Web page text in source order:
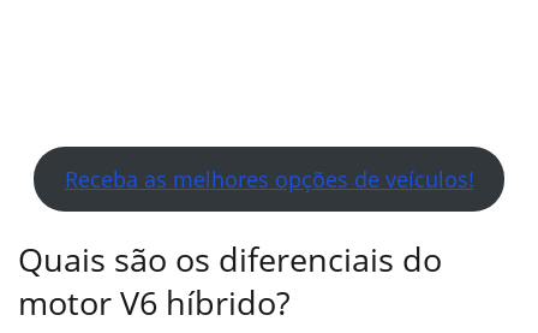
Receba as melhores opções de veículos!
Quais são os diferenciais do
motor V6 híbrido?